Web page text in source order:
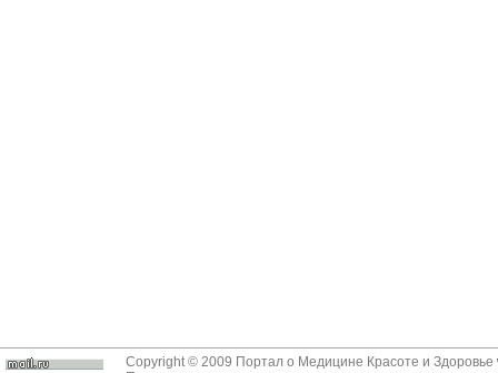
Copyright © 2009 Портал о Медицине Красоте и Здоровье